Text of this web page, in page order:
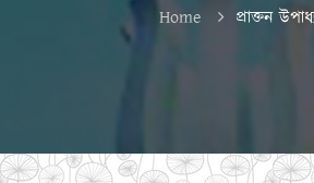
Home প্রাক্তন